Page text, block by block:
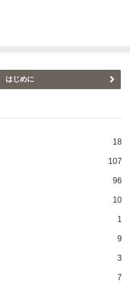
はじめに
18
107
96
10
1
9
3
7